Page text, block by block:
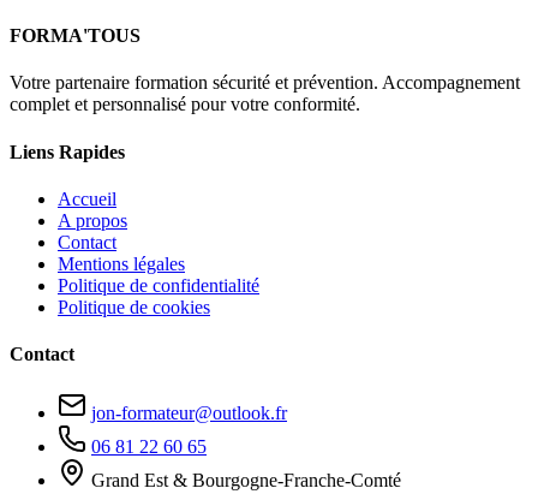
FORMA'TOUS
Votre partenaire formation sécurité et prévention. Accompagnement
complet et personnalisé pour votre conformité.
Liens Rapides
Accueil
A propos
Contact
Mentions légales
Politique de confidentialité
Politique de cookies
Contact
jon-formateur@outlook.fr
06 81 22 60 65
Grand Est & Bourgogne-Franche-Comté